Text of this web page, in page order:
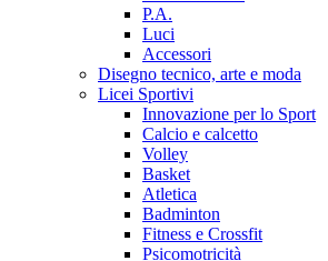
P.A.
Luci
Accessori
Disegno tecnico, arte e moda
Licei Sportivi
Innovazione per lo Sport
Calcio e calcetto
Volley
Basket
Atletica
Badminton
Fitness e Crossfit
Psicomotricità